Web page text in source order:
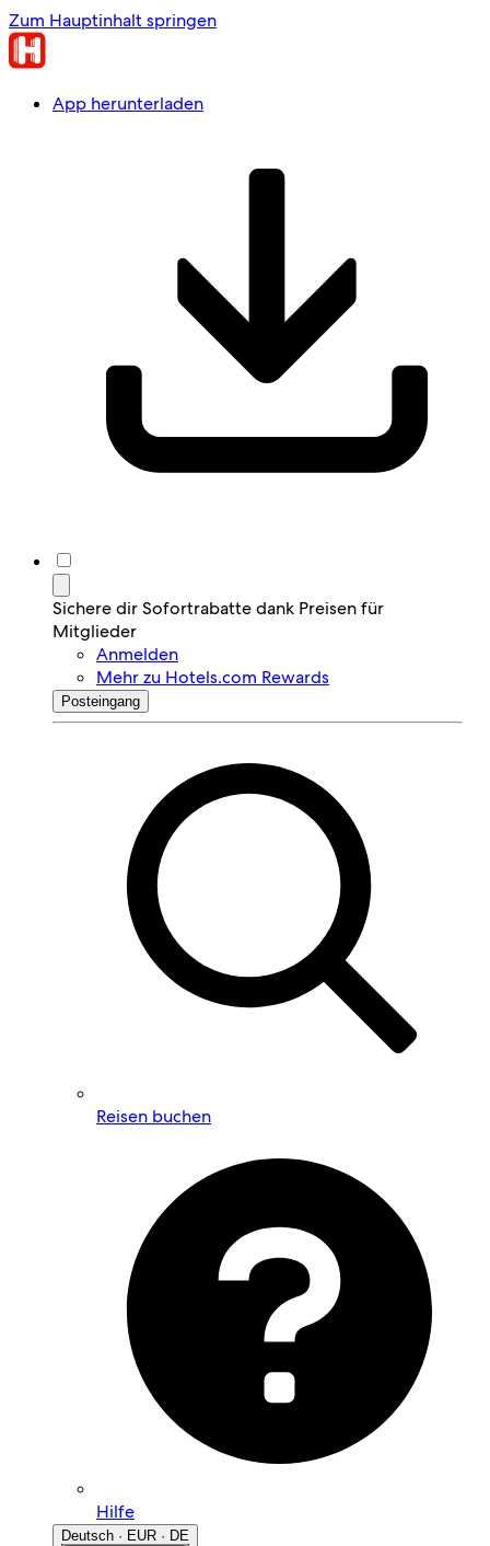
Zum Hauptinhalt springen
App herunterladen
Sichere dir Sofortrabatte dank Preisen für
Mitglieder
Anmelden
Mehr zu Hotels.com Rewards
Posteingang
Reisen buchen
Hilfe
Deutsch · EUR · DE